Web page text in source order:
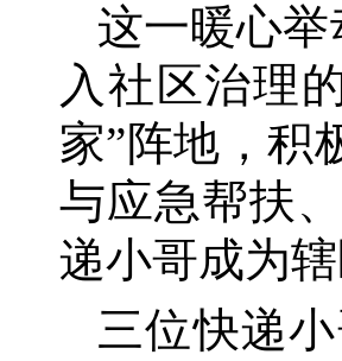
这一暖心
入社区治理
家”阵地，积
与应急帮扶
递小哥成为
三位快递